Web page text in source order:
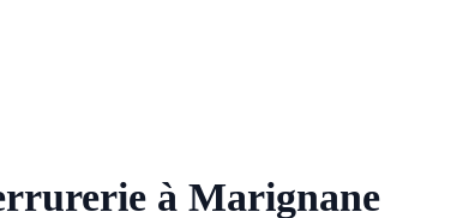
à Marignane